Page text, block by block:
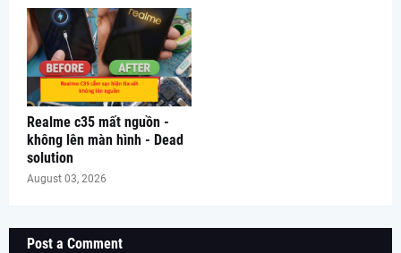
Realme c35 mất nguồn -
không lên màn hình - Dead
solution
August 03, 2026
Post a Comment